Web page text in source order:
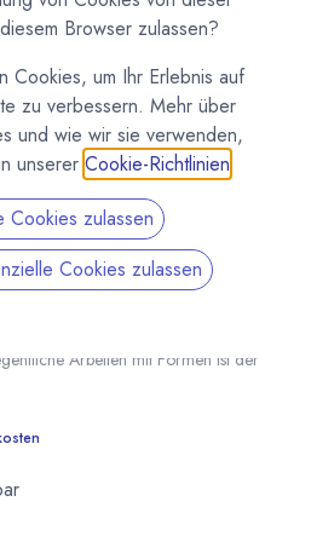
Teigschaber
Arbeiten mit Formen ist der
Browser zulassen?
Cookies, um Ihr Erlebnis auf
zu verbessern. Mehr über
und wie wir sie verwenden,
unserer Cookie-Richtlinien
Cookies zulassen
Cookies zulassen